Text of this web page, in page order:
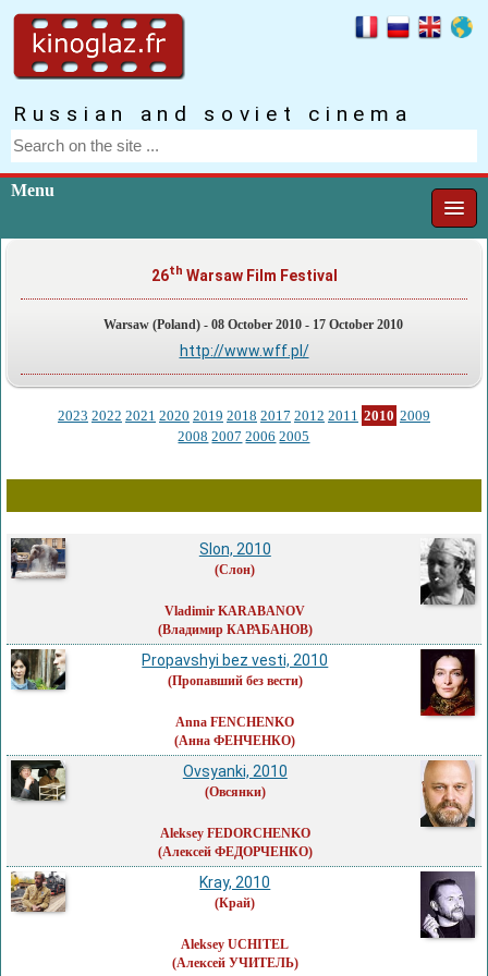
Russian and soviet cinema
Menu
26th Warsaw Film Festival
Warsaw (Poland) - 08 October 2010 - 17 October 2010
http://www.wff.pl/
2023 2022 2021 2020 2019 2018 2017 2012 2011 2010 2009
2008 2007 2006 2005
Slon, 2010
(Слон)
Vladimir KARABANOV
(Владимир КАРАБАНОВ)
Propavshyi bez vesti, 2010
(Пропавший без вести)
Anna FENCHENKO
(Анна ФЕНЧЕНКО)
Ovsyanki, 2010
(Овсянки)
Aleksey FEDORCHENKO
(Алексей ФЕДОРЧЕНКО)
Kray, 2010
(Край)
Aleksey UCHITEL
(Алексей УЧИТЕЛЬ)